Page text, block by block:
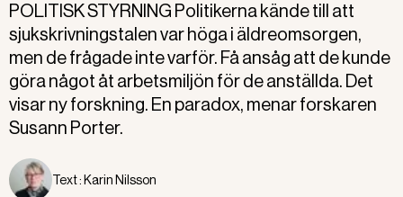
POLITISK STYRNING Politikerna kände till att
sjukskrivningstalen var höga i äldreomsorgen,
men de frågade inte varför. Få ansåg att de kunde
göra något åt arbetsmiljön för de anställda. Det
visar ny forskning. En paradox, menar forskaren
Susann Porter.
Text : Karin Nilsson